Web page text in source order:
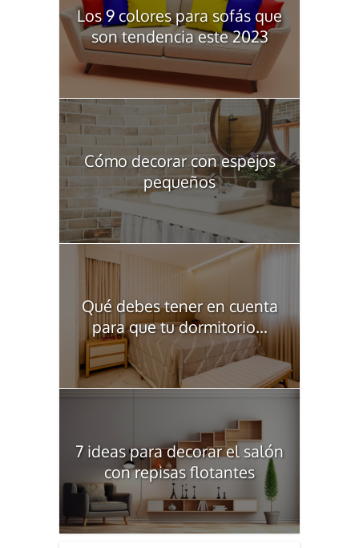
Los 9 colores para sofás que
son tendencia este 2023
Cómo decorar con espejos
pequeños
Qué debes tener en cuenta
para que tu dormitorio...
7 ideas para decorar el salón
con repisas flotantes